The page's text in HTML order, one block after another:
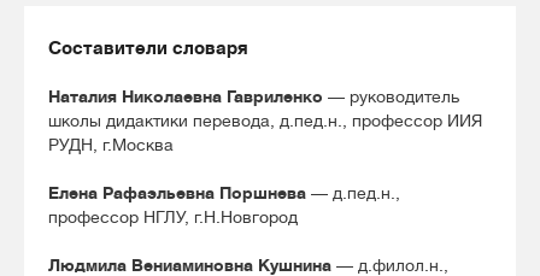
Составители словаря
Наталия Николаевна Гавриленко — руководитель
школы дидактики перевода, д.пед.н., профессор ИИЯ
РУДН, г.Москва
Елена Рафаэльевна Поршнева — д.пед.н.,
профессор НГЛУ, г.Н.Новгород
Людмила Вениаминовна Кушнина — д.филол.н.,